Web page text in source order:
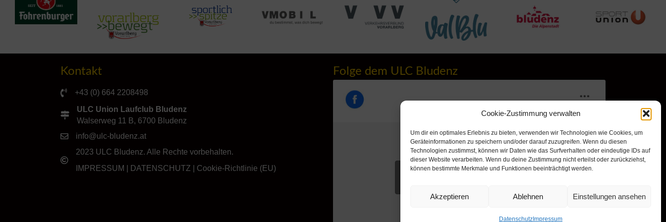
Cookie-Zustimmung verwalten
Um dir ein optimales Erlebnis zu bieten, verwenden wir Technologien wie Cookies, um
Geräteinformationen zu speichern und/oder darauf zuzugreifen. Wenn du diesen
Technologien zustimmst, können wir Daten wie das Surfverhalten oder eindeutige IDs auf
dieser Website verarbeiten. Wenn du deine Zustimmung nicht erteilst oder zurückziehst,
können bestimmte Merkmale und Funktionen beeinträchtigt werden.
Akzeptieren Ablehnen Einstellungen ansehen
DatenschutzImpressum
Kontakt
+43 (0) 664 2208498
ULC Union Laufclub Bludenz
Walserweg 11 B, 6700 Bludenz
info@ulc-bludenz.at
2023 ULC Bludenz. Alle Rechte vorbehalten.
IMPRESSUM
DATENSCHUTZ Cookie-Richtlinie (EU)
Folge dem ULC Bludenz
Klicke hier, um Marketing-Cookies zu